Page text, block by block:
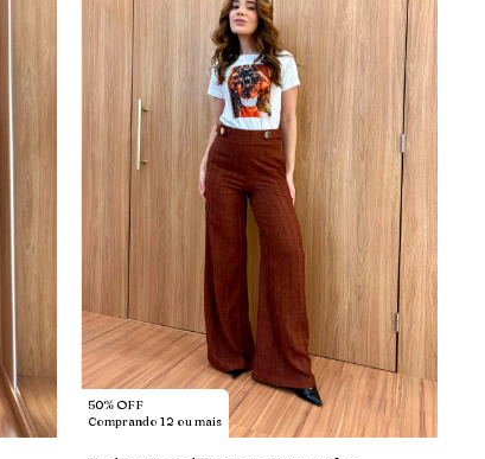
50% OFF
Comprando 12 ou mais